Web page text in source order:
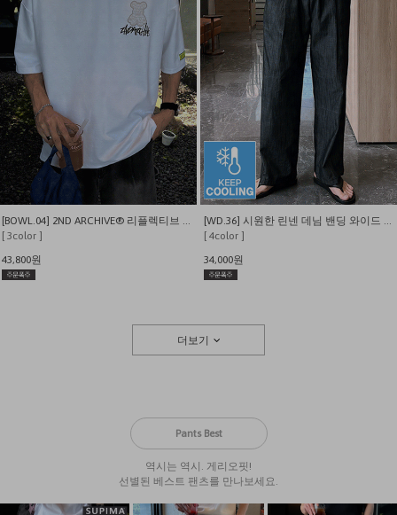
[ 3color ]
43,800원
[ 4color ]
34,000원
더보기
Pants Best
역시는 역시. 게리오핏!
선별된 베스트 팬츠를 만나보세요.